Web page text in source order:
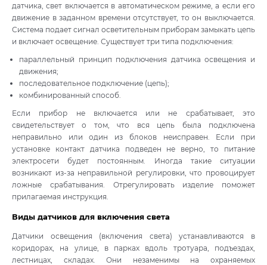
датчика, свет включается в автоматическом режиме, а если его
движение в заданном времени отсутствует, то он выключается.
Система подает сигнал осветительным приборам замыкать цепь
и включает освещение. Существует три типа подключения:
параллельный принцип подключения датчика освещения и
движения;
последовательное подключение (цепь);
комбинированный способ.
Если прибор не включается или не срабатывает, это
свидетельствует о том, что вся цепь была подключена
неправильно или один из блоков неисправен. Если при
установке контакт датчика подведен не верно, то питание
электросети будет постоянным. Иногда такие ситуации
возникают из-за неправильной регулировки, что провоцирует
ложные срабатывания. Отрегулировать изделие поможет
прилагаемая инструкция.
Виды датчиков для включения света
Датчики освещения (включения света) устанавливаются в
коридорах, на улице, в парках вдоль тротуара, подъездах,
лестницах, складах. Они незаменимы на охраняемых